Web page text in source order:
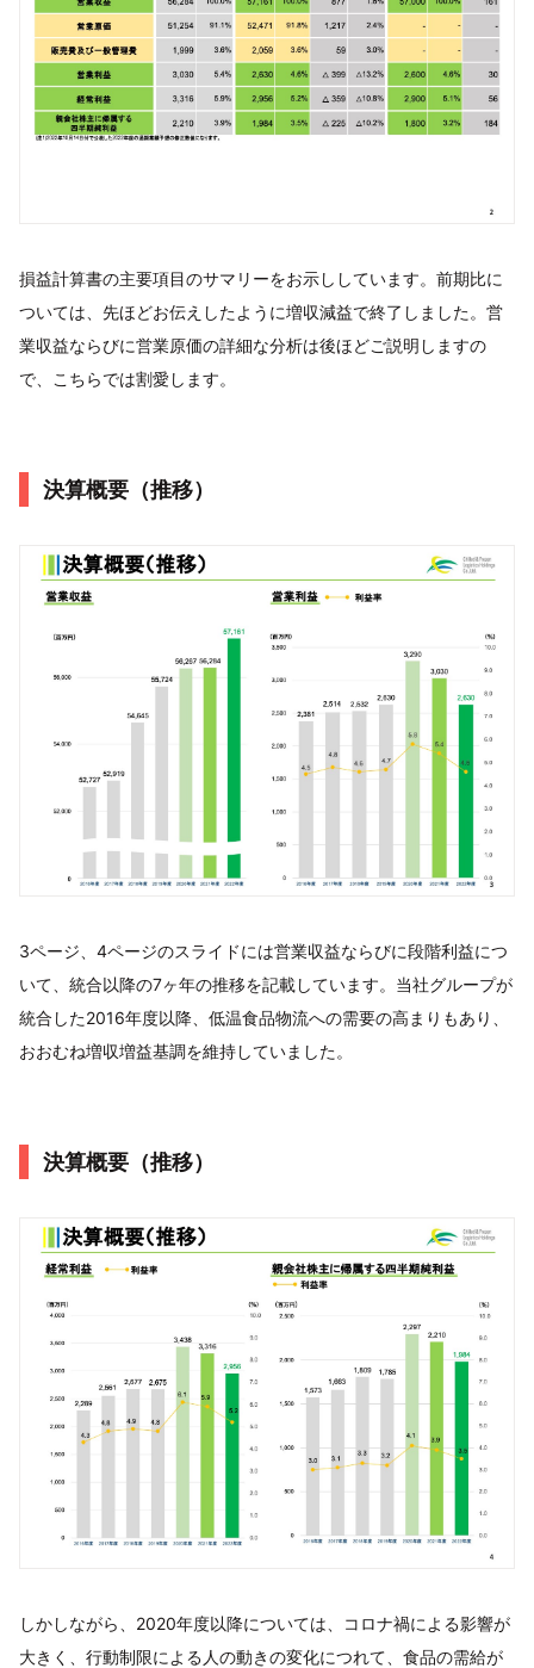
損益計算書の主要項目のサマリーをお示ししています。前期比に
ついては、先ほどお伝えしたように増収減益で終了しました。営
業収益ならびに営業原価の詳細な分析は後ほどご説明しますの
で、こちらでは割愛します。
決算概要（推移）
3ページ、4ページのスライドには営業収益ならびに段階利益につ
いて、統合以降の7ヶ年の推移を記載しています。当社グループが
統合した2016年度以降、低温食品物流への需要の高まりもあり、
おおむね増収増益基調を維持していました。
決算概要（推移）
しかしながら、2020年度以降については、コロナ禍による影響が
大きく、行動制限による人の動きの変化につれて、食品の需給が